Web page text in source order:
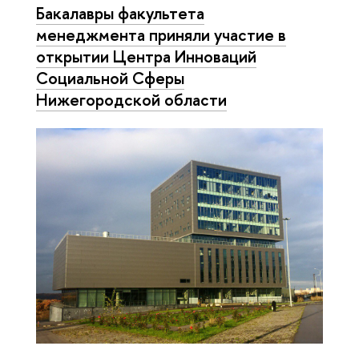
Бакалавры факультета
менеджмента приняли участие в
открытии Центра Инноваций
Социальной Сферы
Нижегородской области